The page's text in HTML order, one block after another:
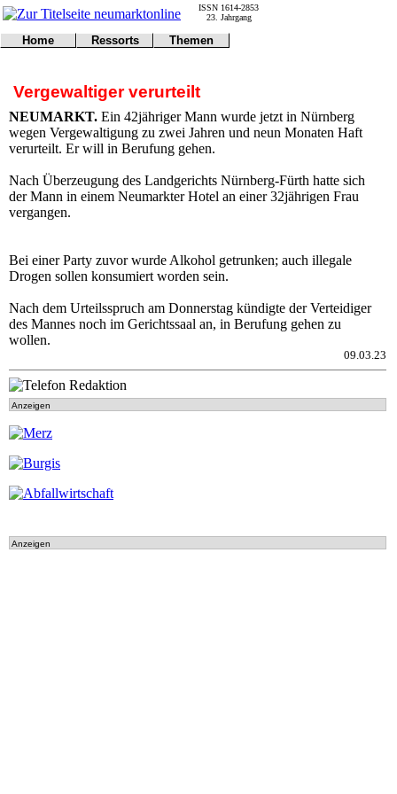
Vergewaltiger verurteilt
NEUMARKT. Ein 42jähriger Mann wurde jetzt in Nürnberg
wegen Vergewaltigung zu zwei Jahren und neun Monaten Haft
verurteilt. Er will in Berufung gehen.
Nach Überzeugung des Landgerichts Nürnberg-Fürth hatte sich
der Mann in einem Neumarkter Hotel an einer 32jährigen Frau
vergangen.
Bei einer Party zuvor wurde Alkohol getrunken; auch illegale
Drogen sollen konsumiert worden sein.
Nach dem Urteilsspruch am Donnerstag kündigte der Verteidiger
des Mannes noch im Gerichtssaal an, in Berufung gehen zu
wollen.
09.03.23
Anzeigen
Anzeigen
ISSN 1614-2853
23. Jahrgang
Home
Notfall
Impressum
Ressorts
Wirtschaft
Sport
Polizei
Wetter
Themen
Gericht
Online
Gesundheit
Tipps
Statistiken
@NM
Schule